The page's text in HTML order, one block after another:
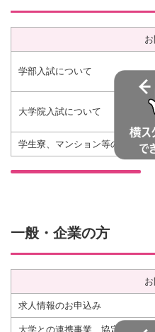
学部入試について
大学院入試について
学生寮、マンション等のお部屋
一般・企業の方
求人情報のお申込み
大学との連携事業、協定について